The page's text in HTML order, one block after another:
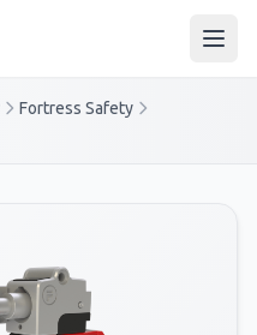
Ana
Fortress Safety